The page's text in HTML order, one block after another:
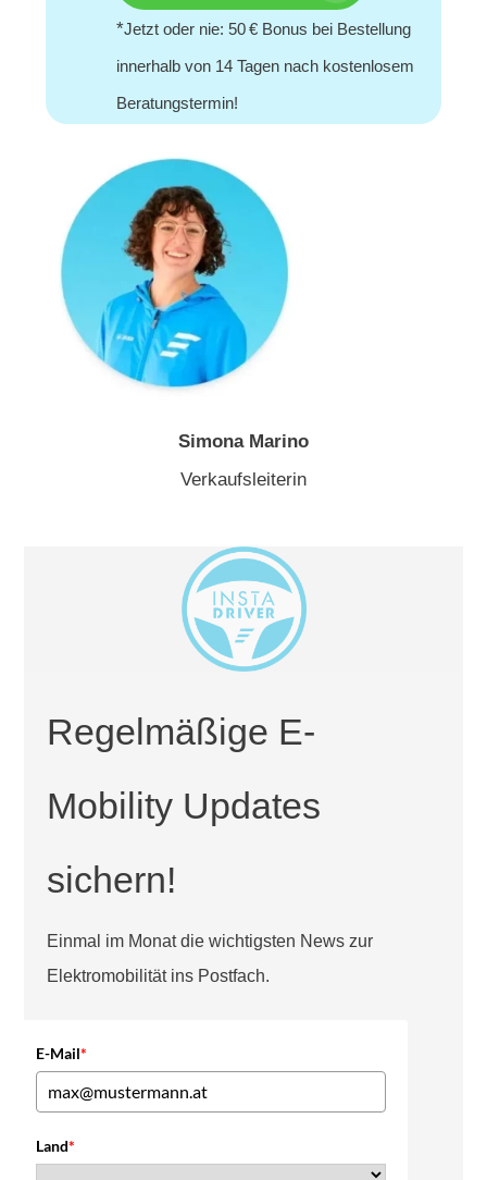
*Jetzt oder nie: 50 € Bonus bei Bestellung
innerhalb von 14 Tagen nach kostenlosem
Beratungstermin!
Simona Marino
Verkaufsleiterin
Regelmäßige E-
Mobility Updates
sichern!
Einmal im Monat die wichtigsten News zur
Elektromobilität ins Postfach.
E-Mail*
Land*